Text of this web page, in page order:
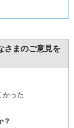
さまのご意見を
かった
？